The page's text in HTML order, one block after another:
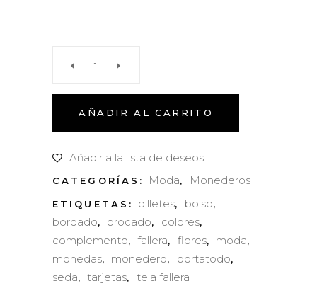
Monedero
AÑADIR AL CARRITO
Añadir a la lista de deseos
CATEGORÍAS: Moda, Monederos
ETIQUETAS: billetes, bolso,
bordado, brocado, colores,
complemento,fallera, flores, moda,
monedas, monedero, portatodo,
seda,tarjetas, tela fallera